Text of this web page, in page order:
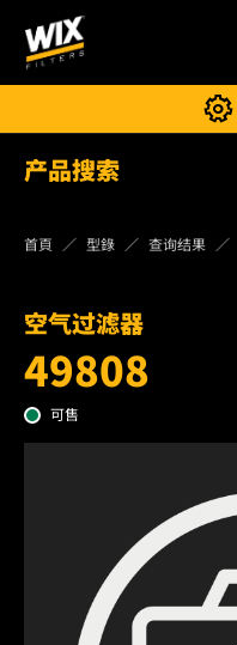
产品搜索
首頁 型錄 查询结果
空气过滤器
49808
可售